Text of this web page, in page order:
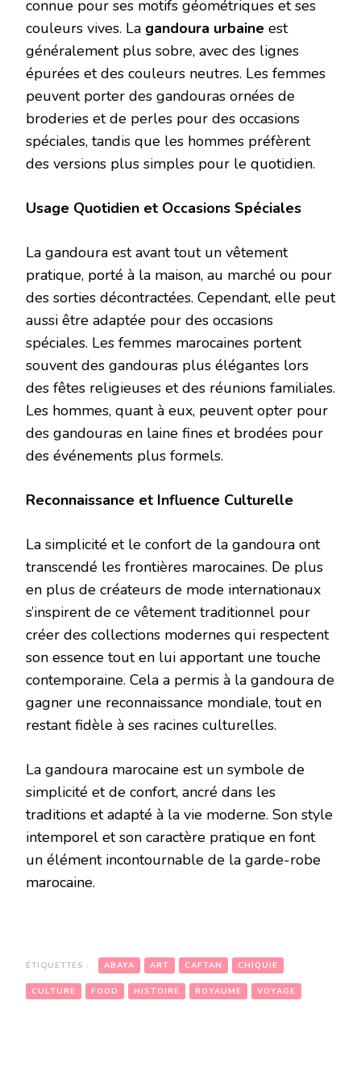
connue pour ses motifs géométriques et ses
couleurs vives. La gandoura urbaine est
généralement plus sobre, avec des lignes
épurées et des couleurs neutres. Les femmes
peuvent porter des gandouras ornées de
broderies et de perles pour des occasions
spéciales, tandis que les hommes préfèrent
des versions plus simples pour le quotidien.
Usage Quotidien et Occasions Spéciales
La gandoura est avant tout un vêtement
pratique, porté à la maison, au marché ou pour
des sorties décontractées. Cependant, elle peut
aussi être adaptée pour des occasions
spéciales. Les femmes marocaines portent
souvent des gandouras plus élégantes lors
des fêtes religieuses et des réunions familiales.
Les hommes, quant à eux, peuvent opter pour
des gandouras en laine fines et brodées pour
des événements plus formels.
Reconnaissance et Influence Culturelle
La simplicité et le confort de la gandoura ont
transcendé les frontières marocaines. De plus
en plus de créateurs de mode internationaux
s’inspirent de ce vêtement traditionnel pour
créer des collections modernes qui respectent
son essence tout en lui apportant une touche
contemporaine. Cela a permis à la gandoura de
gagner une reconnaissance mondiale, tout en
restant fidèle à ses racines culturelles.
La gandoura marocaine est un symbole de
simplicité et de confort, ancré dans les
traditions et adapté à la vie moderne. Son style
intemporel et son caractère pratique en font
un élément incontournable de la garde-robe
marocaine.
ÉTIQUETTES : ABAYA ART CAFTAN CHIQUIE
CULTURE FOOD HISTOIRE ROYAUME VOYAGE